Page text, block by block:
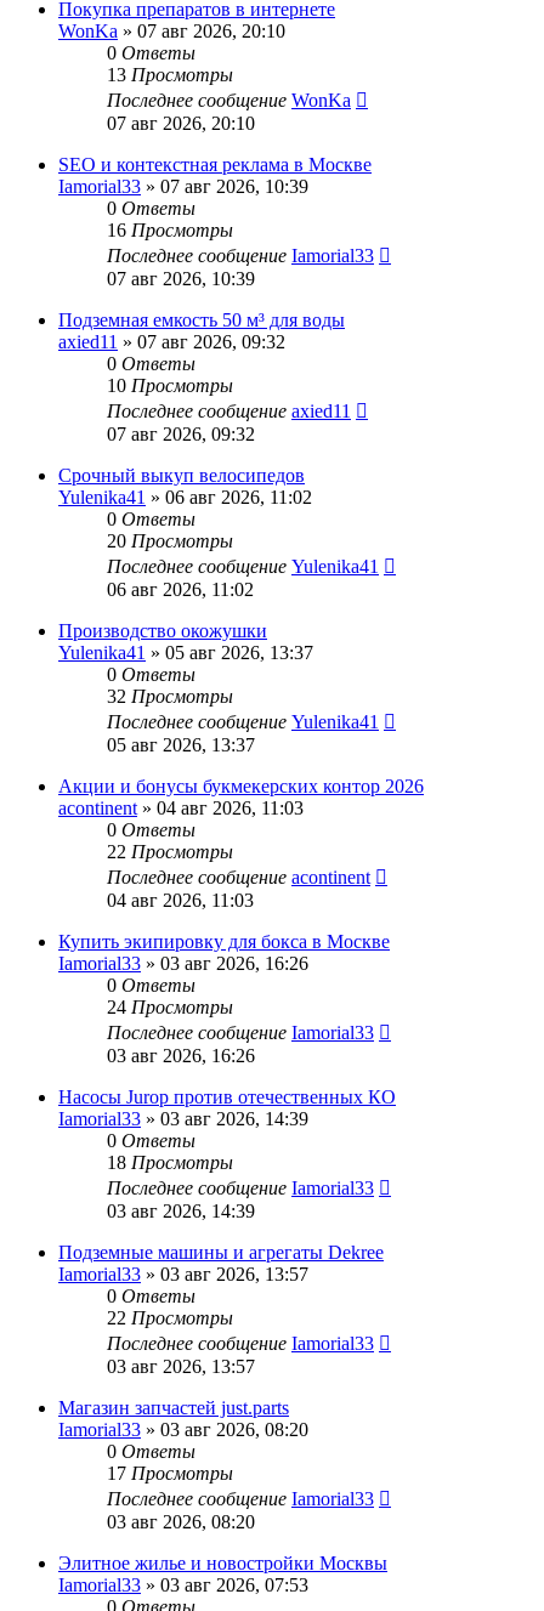
Покупка препаратов в интернете
WonKa » 07 авг 2026, 20:10
0 Ответы
13 Просмотры
Последнее сообщение WonKa
07 авг 2026, 20:10
SEO и контекстная реклама в Москве
Iamorial33 » 07 авг 2026, 10:39
0 Ответы
16 Просмотры
Последнее сообщение Iamorial33
07 авг 2026, 10:39
Подземная емкость 50 м³ для воды
axied11 » 07 авг 2026, 09:32
0 Ответы
10 Просмотры
Последнее сообщение axied11
07 авг 2026, 09:32
Срочный выкуп велосипедов
Yulenika41 » 06 авг 2026, 11:02
0 Ответы
20 Просмотры
Последнее сообщение Yulenika41
06 авг 2026, 11:02
Производство окожушки
Yulenika41 » 05 авг 2026, 13:37
0 Ответы
32 Просмотры
Последнее сообщение Yulenika41
05 авг 2026, 13:37
Акции и бонусы букмекерских контор 2026
acontinent » 04 авг 2026, 11:03
0 Ответы
22 Просмотры
Последнее сообщение acontinent
04 авг 2026, 11:03
Купить экипировку для бокса в Москве
Iamorial33 » 03 авг 2026, 16:26
0 Ответы
24 Просмотры
Последнее сообщение Iamorial33
03 авг 2026, 16:26
Насосы Jurop против отечественных КО
Iamorial33 » 03 авг 2026, 14:39
0 Ответы
18 Просмотры
Последнее сообщение Iamorial33
03 авг 2026, 14:39
Подземные машины и агрегаты Dekree
Iamorial33 » 03 авг 2026, 13:57
0 Ответы
22 Просмотры
Последнее сообщение Iamorial33
03 авг 2026, 13:57
Магазин запчастей just.parts
Iamorial33 » 03 авг 2026, 08:20
0 Ответы
17 Просмотры
Последнее сообщение Iamorial33
03 авг 2026, 08:20
Элитное жилье и новостройки Москвы
Iamorial33 » 03 авг 2026, 07:53
0 Ответы